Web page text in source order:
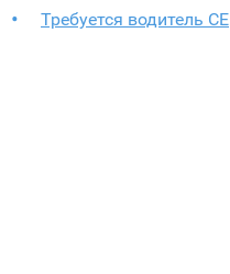
Требуется водитель CE